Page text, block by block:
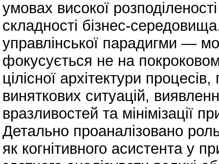
умовах високої
складності бізнес-
управлінської парадигми —
фокусується не на
цілісної архітектури
виняткових ситуацій,
вразливостей та мінімізації
Детально проаналізовано
як когнітивного асистента у